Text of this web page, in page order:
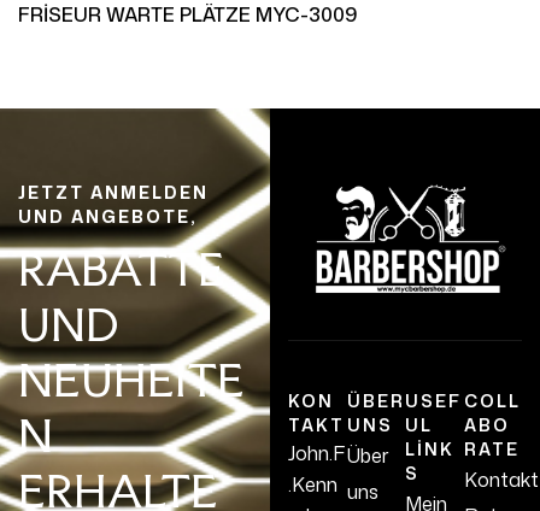
FRİSEUR WARTE PLÄTZE MYC-3009
KON
TAKT
John.F
.Kenn
ÜBER
UNS
Über
uns
USEF
UL
LINK
S
Mein
COLL
ABO
RATE
Kontakt
JETZT ANMELDEN
UND ANGEBOTE,
RABATTE
UND
NEUHEITE
N
ERHALTE